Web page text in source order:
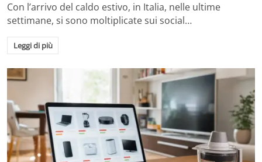
Con l’arrivo del caldo estivo, in Italia, nelle ultime
settimane, si sono moltiplicate sui social…
Leggi di più